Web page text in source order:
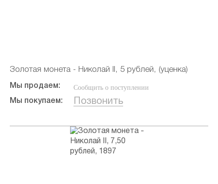
Золотая монета - Николай II, 5 рублей, (уценка)
Мы продаем: Сообщить о поступлении
Мы покупаем: Позвонить